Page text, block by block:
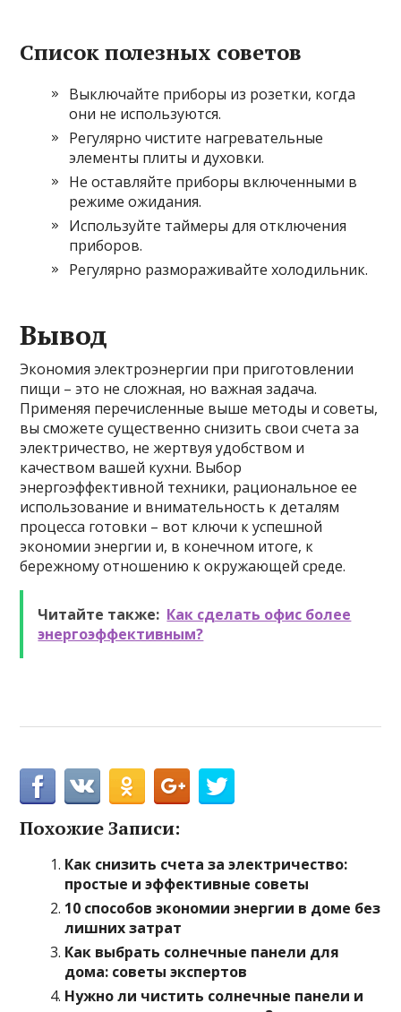
Список полезных советов
Выключайте приборы из розетки, когда
они не используются.
Регулярно чистите нагревательные
элементы плиты и духовки.
Не оставляйте приборы включенными в
режиме ожидания.
Используйте таймеры для отключения
приборов.
Регулярно размораживайте холодильник.
Вывод
Экономия электроэнергии при приготовлении
пищи – это не сложная, но важная задача.
Применяя перечисленные выше методы и советы,
вы сможете существенно снизить свои счета за
электричество, не жертвуя удобством и
качеством вашей кухни. Выбор
энергоэффективной техники, рациональное ее
использование и внимательность к деталям
процесса готовки – вот ключи к успешной
экономии энергии и, в конечном итоге, к
бережному отношению к окружающей среде.
Читайте также: Как сделать офис более
энергоэффективным?
Похожие Записи:
Как снизить счета за электричество:
простые и эффективные советы
10 способов экономии энергии в доме без
лишних затрат
Как выбрать солнечные панели для
дома: советы экспертов
Нужно ли чистить солнечные панели и